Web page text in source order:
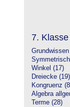
7. Klasse
Winkel (17)
Dreiecke (19)
Kongruenz
Algebra
Terme (28)